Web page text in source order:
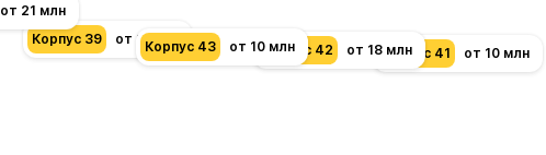
Корпус 39 от 11 млн
от 21 млн
Корпус 41 от 10 млн
Корпус 42 от 18 млн
Корпус 43 от 10 млн